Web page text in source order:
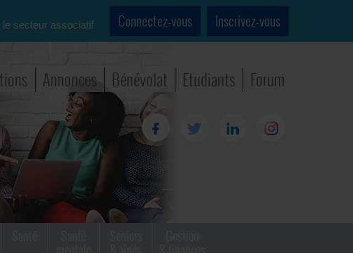
secteur associatif Connectez-vous Inscrivez-vous
Annonces Bénévolat Etudiants Forum